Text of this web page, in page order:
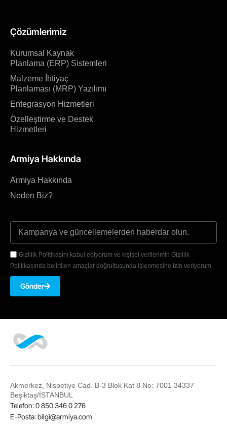
Çözümlerimiz
Kurumsal Kaynak
Planlama (ERP) Sistemleri
Malzeme İhtiyaç
Planlaması (MRP) Yazılımı
Entegrasyon Hizmetleri
Özelleştirme ve Destek
Hizmetleri
Armiya Hakkında
Armiya Hakkında
Neden Biz?
Gizlilik Politikasını kabul ediyorum ve kişisel verilerimin Gizlilik
Politikasında belirtilen amaçlar doğrultusunda işlenmesine izin veriyorum.
Gönder
Akmerkez, Nispetiye Cad. B-3 Blok Kat 8 No: 7001 34337
Beşiktaş/İSTANBUL
Telefon: 0 850 346 0 276
E-Posta:bilgi@armiya.com